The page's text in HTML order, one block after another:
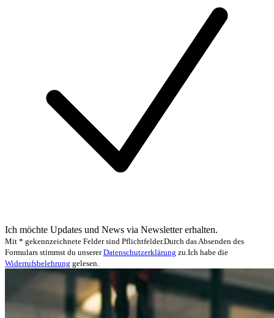
Ich möchte Updates und News via Newsletter erhalten.
Mit * gekennzeichnete Felder sind Pflichtfelder.Durch das Absenden des
Formulars stimmst du unserer Datenschutzerklärung zu. Ich habe die
Widerrufsbelehrung gelesen.